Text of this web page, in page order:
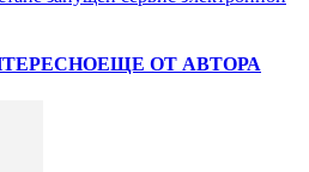
ЕЩЕ ОТ АВТОРА